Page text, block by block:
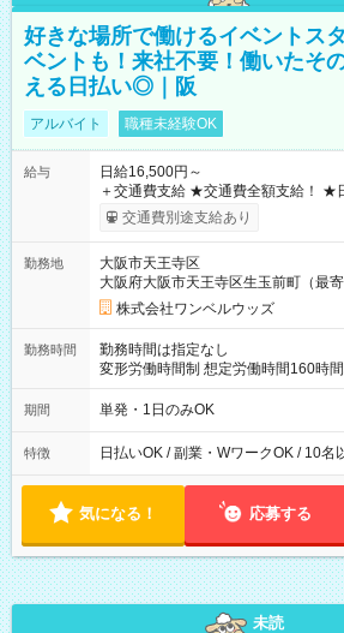
好きな場所で働けるイベントス
ベントも！来社不要！働いたそ
える日払い◎｜阪
アルバイト 職種未経験OK
給与
日給16,500円～
＋交通費支給 ★交通費全額支給！ ★日払いOK！（規定あり） ┗
働いたその日に現金GET♪ お仕事後
交通費別途支給あり
勤務地
大阪市天王寺区
大阪府大阪市天王寺区生玉前町（最
株式会社ワンベルウッズ
勤務時間
勤務時間は指定なし
変形労働時間制 想定労働時間160時間/月 【シフト例】 ・
00～20：00
期間 単発・1日のみOK
特徴 日払いOK / 副業・WワークOK / 10名
気になる！ 応募する
未読